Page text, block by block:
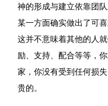
神的形成与建立依靠团
某一方面确实做出了可
这并不意味着其他的人
励、支持、配合等等，
家，你没有受到任何损
贵的。